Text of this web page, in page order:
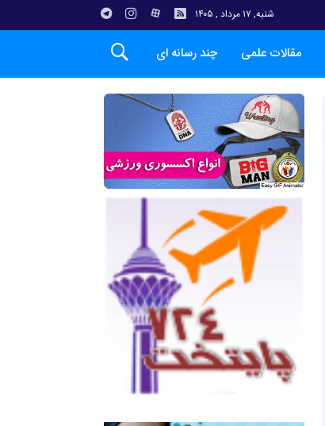
شنبه, ۱۷ مرداد , ۱۴۰۵
مقالات علمی چند رسانه ای